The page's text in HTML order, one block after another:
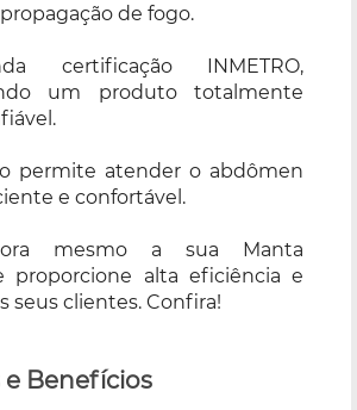
de fogo.
certificação INMETRO,
um produto totalmente
permite atender o abdômen
e confortável.
mesmo a sua Manta
proporcione alta eficiência e
seus clientes. Confira!
Benefícios